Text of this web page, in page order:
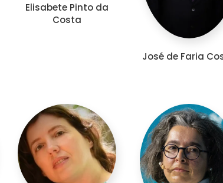
Elisabete Pinto da
Costa
José de Faria